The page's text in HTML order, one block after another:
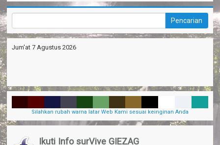
Jum'at 7 Agustus 2026
Silahkan rubah warna latar Web Kami sesuai keinginan Anda
Ikuti Info surVive GIEZAG